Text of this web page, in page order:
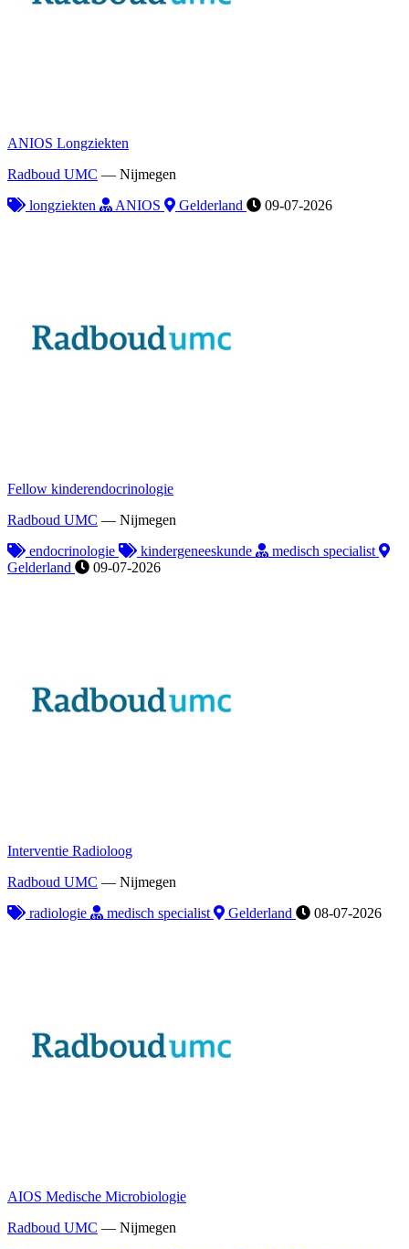
ANIOS Longziekten
Radboud UMC — Nijmegen
longziekten
ANIOS Gelderland 09-07-2026
Fellow kinderendocrinologie
Radboud UMC — Nijmegen
endocrinologie
kindergeneeskunde
medisch specialist
Gelderland
09-07-2026
Interventie Radioloog
Radboud UMC — Nijmegen
radiologie
medisch specialist Gelderland 08-07-2026
AIOS Medische Microbiologie
Radboud UMC — Nijmegen